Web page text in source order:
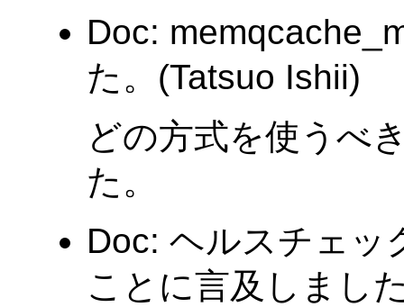
Doc:
た。(Tatsuo Ishii)
どの方式を使うべ
た。
Doc: ヘルスチェッ
ことに言及しまし